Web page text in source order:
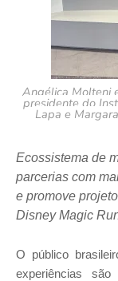
Angélica Molteni
presidente do
Lapa e
Ecossistema de
parcerias com
e promove
Disney Magic
O público
experiências